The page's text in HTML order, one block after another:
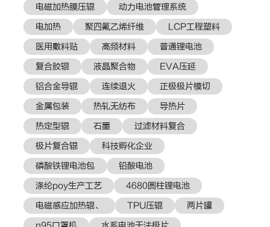
电磁加热膜压辊
动力电池管理系统
电加热
聚四氟乙烯纤维
LCP工程塑料
医用敷料贴
高频材料
普通锂电池
复合胶辊
液晶聚合物
EVA压延
铝合金导辊
连续退火
正极极片模切
金属包装
热轧无纺布
导热片
热定型辊
石墨
过滤材料复合
极片复合辊
科技孵化企业
磷酸铁锂电池包
铅酸电池
涤纶poy生产工艺
4680圆柱锂电池
电磁感应加热辊、
TPU压辊
两片罐